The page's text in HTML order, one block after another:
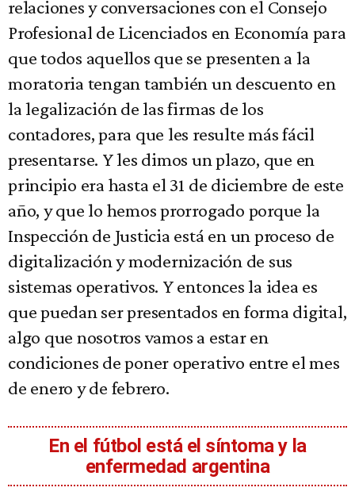
relaciones y conversaciones con el Consejo
Profesional de Licenciados en Economía para
que todos aquellos que se presenten a la
moratoria tengan también un descuento en
la legalización de las firmas de los
contadores, para que les resulte más fácil
presentarse. Y les dimos un plazo, que en
principio era hasta el 31 de diciembre de este
año, y que lo hemos prorrogado porque la
Inspección de Justicia está en un proceso de
digitalización y modernización de sus
sistemas operativos. Y entonces la idea es
que puedan ser presentados en forma digital,
algo que nosotros vamos a estar en
condiciones de poner operativo entre el mes
de enero y de febrero.
En el fútbol está el síntoma y la
enfermedad argentina